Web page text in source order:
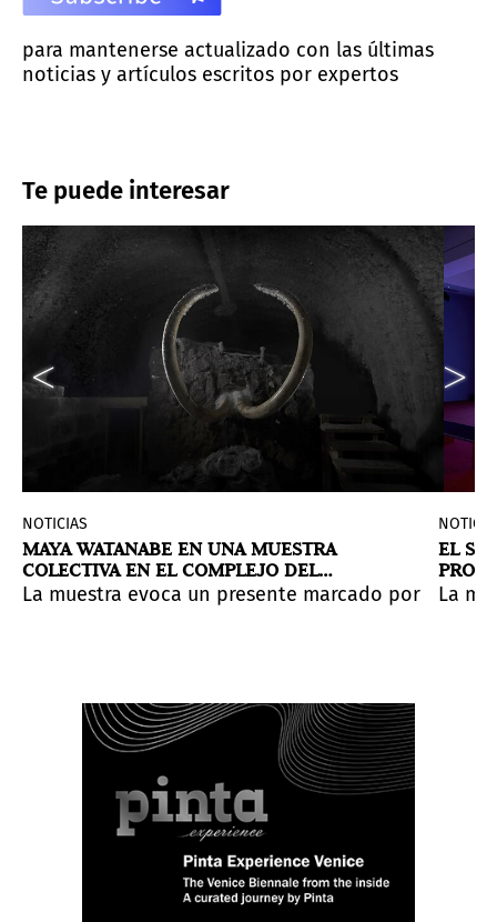
para mantenerse actualizado con las últimas
noticias y artículos escritos por expertos
Te puede interesar
en acto de soberanía.
obsoletas y fragmentos de desecho para
paisaje transitable donde luz y sombra,
NOTICIAS
MAYA WATANABE EN UNA MUESTRA
COLECTIVA EN EL COMPLEJO DEL
HOSPEDALETTO EN VENECIA
La muestra evoca un presente marcado por la
EL
La